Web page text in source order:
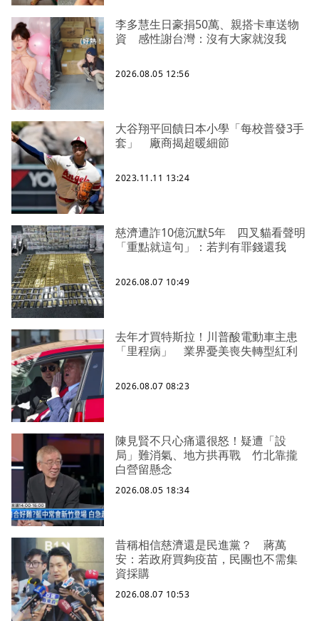
李多慧生日豪捐50萬、親搭卡車送物
資 感性謝台灣：沒有大家就沒我
2026.08.05 12:56
大谷翔平回饋日本小學「每校普發3手
套」 廠商揭超暖細節
2023.11.11 13:24
慈濟遭詐10億沉默5年 四叉貓看聲明
「重點就這句」：若判有罪錢還我
2026.08.07 10:49
去年才買特斯拉！川普酸電動車主患
「里程病」 業界憂美喪失轉型紅利
2026.08.07 08:23
陳見賢不只心痛還很怒！疑遭「設
局」難消氣、地方拱再戰 竹北靠攏
白營留懸念
2026.08.05 18:34
昔稱相信慈濟還是民進黨？ 蔣萬
安：若政府買夠疫苗，民團也不需集
資採購
2026.08.07 10:53